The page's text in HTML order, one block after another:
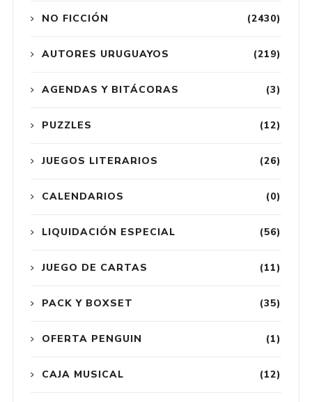
(2430)
NO FICCIÓN
(219)
AUTORES URUGUAYOS
(3)
AGENDAS Y BITÁCORAS
(12)
PUZZLES
(26)
JUEGOS LITERARIOS
(0)
CALENDARIOS
(56)
LIQUIDACIÓN ESPECIAL
(11)
JUEGO DE CARTAS
(35)
PACK Y BOXSET
(1)
OFERTA PENGUIN
(12)
CAJA MUSICAL